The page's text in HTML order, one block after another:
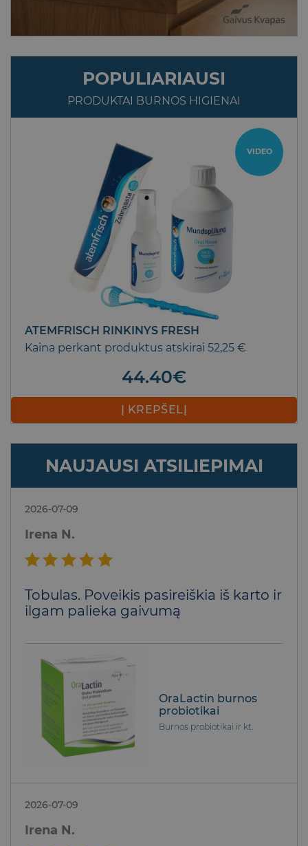
POPULIARIAUSI
PRODUKTAI BURNOS HIGIENAI
VIDEO
ATEMFRISCH RINKINYS FRESH
Kaina perkant produktus atskirai 52,25 €
44.40€
Į KREPŠELĮ
NAUJAUSI ATSILIEPIMAI
2026-07-09
Irena N.
5iš 5
Tobulas. Poveikis pasireiškia iš karto ir
ilgam palieka gaivumą
OraLactin burnos
probiotikai
Burnos probiotikai ir kt.
2026-07-09
Irena N.